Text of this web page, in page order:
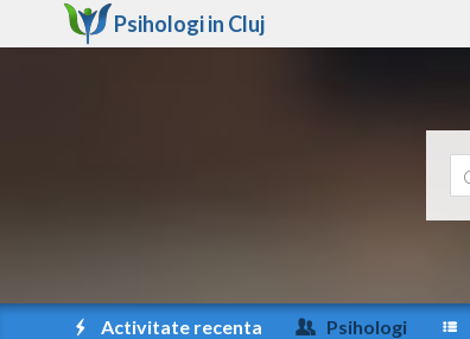
Psihologi in Cluj
Activitate recenta Psihologi